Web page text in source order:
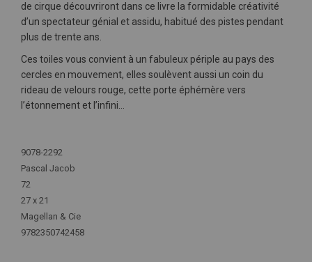
de cirque découvriront dans ce livre la formidable créativité
d’un spectateur génial et assidu, habitué des pistes pendant
plus de trente ans.
Ces toiles vous convient à un fabuleux périple au pays des
cercles en mouvement, elles soulèvent aussi un coin du
rideau de velours rouge, cette porte éphémère vers
l’étonnement et l’infini…
d'infos
9078-2292
Pascal Jacob
72
27 x 21
Magellan & Cie
9782350742458